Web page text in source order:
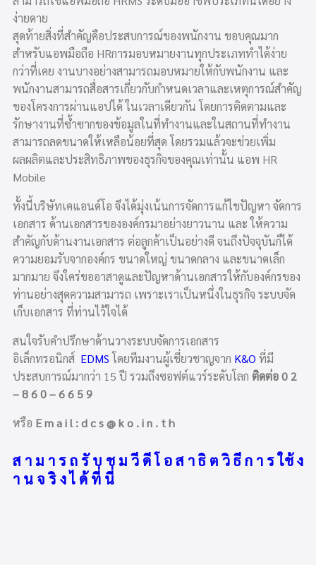
ง่ายดาย
สุดท้ายสิ่งที่สำคัญคือประสบการณ์ของพนักงาน ขอบคุณมาก
สำหรับแอพมือถือ HRการมอบหมายงานทุกประเภททำได้ง่าย
กว่าที่เคย งานบางอย่างสามารถมอบหมายให้กับพนักงาน และ
พนักงานสามารถสื่อสารเกี่ยวกับกำหนดเวลาและเหตุการณ์สำคัญ
ของโครงการผ่านแอปได้ ในเวลาเดียวกัน โดยการติดตามและ
รักษางานที่ซ้ำซากของข้อมูลในที่ทำงานและในสถานที่ทำงาน
สามารถลดขนาดให้เหลือน้อยที่สุด โดยรวมแล้วจะช่วยเพิ่ม
ผลผลิตและประสิทธิภาพของธุรกิจของคุณเท่านั้น แอพ HR
Mobile
ทั้งนี้บริษัทเคแอนด์โอ จึงได้มุ่งเน้นการจัดการแก้ไขปัญหา จัดการ
เอกสาร ด้านเอกสารขององค์กรมาอย่างยาวนาน และ ให้ความ
สำคัญกับด้านงานเอกสาร ต่อลูกค้าเป็นอย่างดี จนถึงปัจจุบันก็ได้
ความยอมรับจากองค์กร ขนาดใหญ่ ขนาดกลาง และขนาดเล็ก
มากมาย จึงใคร่ขออาสาดูและปัญหาด้านเอกสารให้กับองค์กรของ
ท่านอย่างสุดความสามารถ เพราะเราเป็นหนึ่งในธุรกิจ ระบบจัด
เก็บเอกสาร ที่ท่านไว้ใจได้
สนใจรับคำปรึกษาด้านวางระบบจัดการเอกสาร
อิเล็กทรอนิกส์ EDMS โดยทีมงานผู้เชี่ยวชาญจาก K&O ที่มี
ประสบการณ์มากว่า 15 ปี รวมถึงซอฟต์แวร์ระดับโลก ติดต่อ 0 2
– 8 6 0 – 6 6 5 9
หรือ E m a i l : d c s @ k o . i n . t h
ส า ม า ร ถ รั บ ช ม วี ดี โ อ ส า ธิ ต วิ ธี ก า ร ใช้ ง
า น จ ริ ง ไ ด้ ที่ นี่